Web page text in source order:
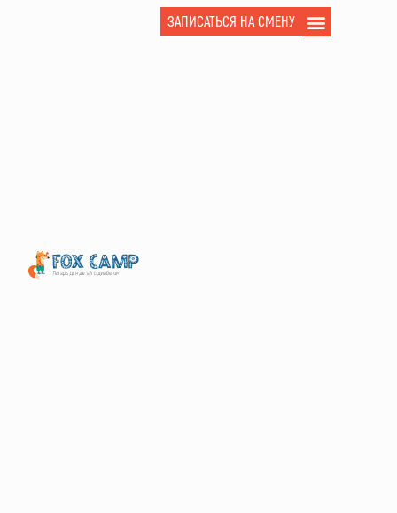
ЗАПИСАТЬСЯ НА СМЕНУ